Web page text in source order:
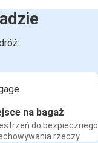
na bagaż
do bezpiecznego
rzeczy